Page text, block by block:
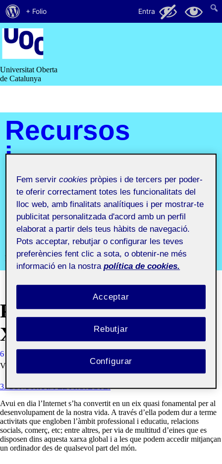
Saltar
contingut
Universitat Oberta
de Catalunya
Recursos
i
comunitats
digitals
aula 2
Recursos i comunitats digitals aula 2
PRECÈNCIA A LA
XARXA
6 MAIG, 2021
VISIBILITAT: PÚBLIC
3. CONSTRUÏM EL PROJECTE!
Avui en dia l’Internet s’ha convertit en un eix quasi fonamental per al
desenvolupament de la nostra vida. A través d’ella podem dur a terme
activitats que engloben l’àmbit professional i educatiu, relacions
socials, comerç, etc; entre altres, per via de multitud d’eines que es
disposen dins aquesta xarxa global i a les que podem accedir mitjançan
un ordinador des de qualsevol part del món.
Quant
al
WordPress
+ Folio Entra 132 11
Fem servircookies pròpies i de tercers per poder-
te oferir correctament totes les funcionalitats del
lloc web, amb finalitats analítiques i per mostrar-te
publicitat personalitzada d'acord amb un perfil
elaborat a partir dels teus hàbits de navegació.
Pots acceptar, rebutjar o configurar les teves
preferències fent clic a sota, o obtenir-ne més
informació en la nostra política de cookies.
Rebutjar
Acceptar
Configurar